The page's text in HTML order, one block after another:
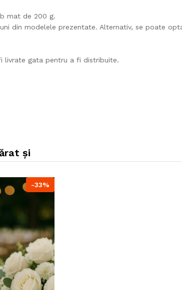
mat de 200 g.
din modelele prezentate. Alternativ, se poate
livrate gata pentru a fi distribuite.
și
-33%